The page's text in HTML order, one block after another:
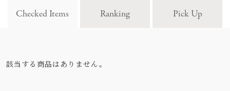
Checked Items Ranking Pick Up
該当する商品はありません。